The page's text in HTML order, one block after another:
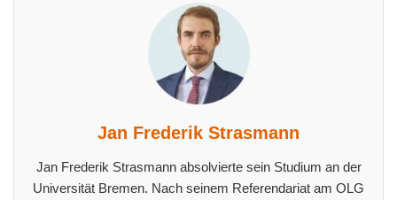
Jan Frederik Strasmann
Jan Frederik Strasmann absolvierte sein Studium an der
Universität Bremen. Nach seinem Referendariat am OLG